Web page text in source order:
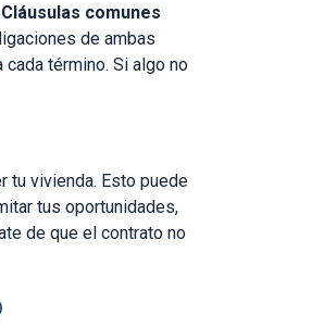
Cláusulas comunes
de ambas
término. Si algo no
tu vivienda. Esto puede
tus oportunidades,
de que el contrato no